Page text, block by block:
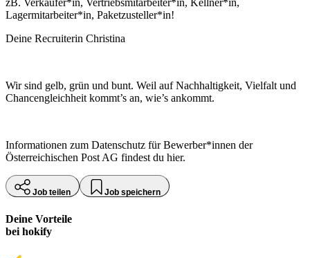
zB. Verkäufer*in, Vertriebsmitarbeiter*in, Kellner*in,
Lagermitarbeiter*in, Paketzusteller*in!
Deine Recruiterin Christina
Wir sind gelb, grün und bunt. Weil auf Nachhaltigkeit, Vielfalt und
Chancengleichheit kommt’s an, wie’s ankommt.
Informationen zum Datenschutz für Bewerber*innen der
Österreichischen Post AG findest du hier.
Job teilen Job speichern
Deine Vorteile
bei hokify